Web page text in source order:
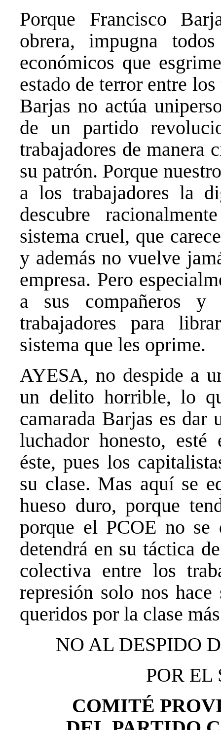
Porque Francisco
obrera, impugna
económicos que
estado de terror entre
Barjas no actúa
de un partido
trabajadores de manera
su patrón. Porque
a los trabajadores la
descubre
sistema cruel, que
y además no vuelve
empresa. Pero
a sus compañeros
trabajadores para
sistema que les oprime.
AYESA, no despide a
un delito horrible, lo
camarada Barjas es dar
luchador honesto, esté
éste, pues los
su clase. Mas aquí se
hueso duro, porque
porque el PCOE no se
detendrá en su táctica
colectiva entre los
represión solo nos
queridos por la clase
NO AL DESPIDO
POR
COMITÉ